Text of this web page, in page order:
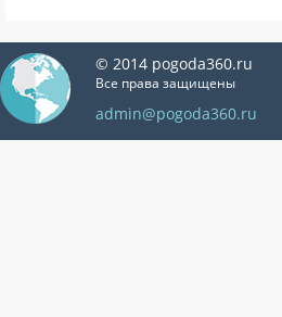
© 2014 pogoda360.ru
Все права защищены
admin@pogoda360.ru